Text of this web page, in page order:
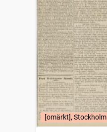
[omärkt], Stockholm